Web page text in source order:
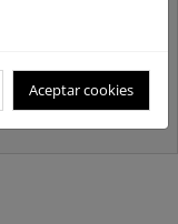
Aceptar cookies